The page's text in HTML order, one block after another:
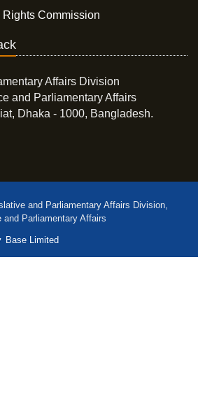
Commission
Affairs Division
and Parliamentary Affairs
Dhaka - 1000, Bangladesh.
and Parliamentary Affairs Division,
Parliamentary Affairs
Base Limited